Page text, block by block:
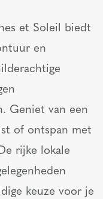
et Soleil biedt
en
Geniet van een
of ontspan met
rijke lokale
keuze voor je